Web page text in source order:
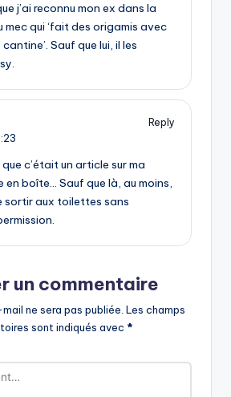
j’ai reconnu mon ex dans la
qui ‘fait des origamis avec
Sauf que lui, il les
Reply
que c’était un article sur ma
en boîte… Sauf que là, au moins,
sortir aux toilettes sans
un commentaire
ne sera pas publiée. Les champs
sont indiqués avec *